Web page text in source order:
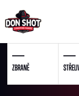
ZBRANĚ